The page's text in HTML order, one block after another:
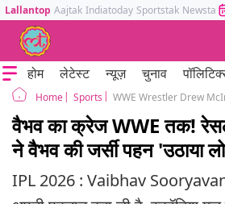
Lallantop Aajtak Indiatoday Sportstak Newstak
होम लेटेस्ट न्यूज़ चुनाव
Home Sports
वैभव का क्रेज WWE तक!
ने वैभव की जर्सी पहन 'उठाया
IPL 2026 : Vaibhav